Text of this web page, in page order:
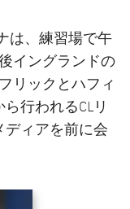
は、練習場で午
イングランドの
リックとハフィ
行われるCLリ
ディアを前に会